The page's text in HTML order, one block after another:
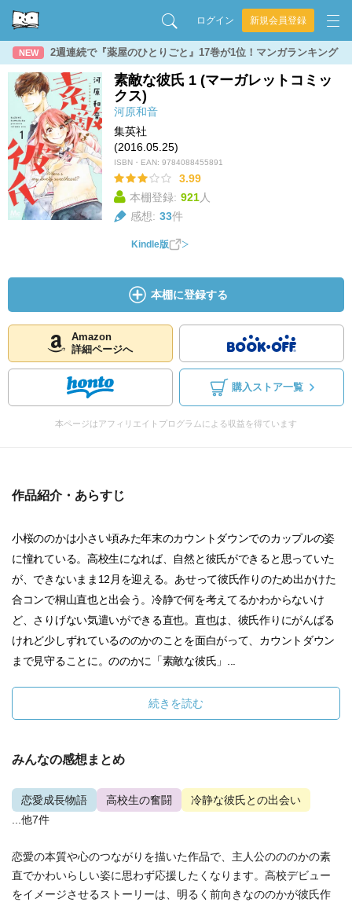
ログイン 新規会員登録
NEW 2週連続で『薬屋のひとりごと』17巻が1位！マンガランキング
素敵な彼氏 1 (マーガレットコミッ
クス)
河原和音
集英社
(2016.05.25)
ISBN・EAN: 9784088455891
3.99
本棚登録: 921人
感想: 33件
Kindle版
本棚に登録する
Amazon
詳細ページへ
購入ストア一覧
本ページはアフィリエイトプログラムによる収益を得ています
作品紹介・あらすじ
小桜ののかは小さい頃みた年末のカウントダウンでのカップルの姿
に憧れている。高校生になれば、自然と彼氏ができると思っていた
が、できないまま12月を迎える。あせって彼氏作りのため出かけた
合コンで桐山直也と出会う。冷静で何を考えてるかわからないけ
ど、さりげない気遣いができる直也。直也は、彼氏作りにがんばる
けれど少しずれているののかのことを面白がって、カウントダウン
まで見守ることに。ののかに「素敵な彼氏」...
続きを読む
みんなの感想まとめ
恋愛成長物語 高校生の奮闘
冷静な彼氏との出会い
...他7件
恋愛の本質や心のつながりを描いた作品で、主人公のののかの素
直でかわいらしい姿に思わず応援したくなります。高校デビュー
をイメージさせるストーリーは、明るく前向きなののかが彼氏作